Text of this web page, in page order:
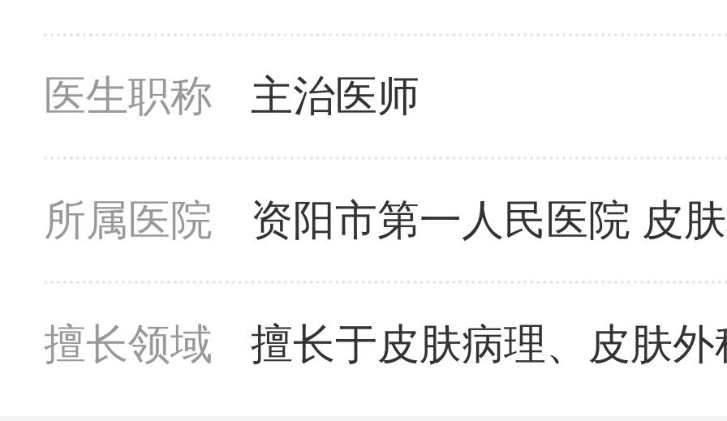
医生职称 主治医师
所属医院 资阳市第一人民医院 皮
擅长领域
擅长于皮肤病理、皮肤